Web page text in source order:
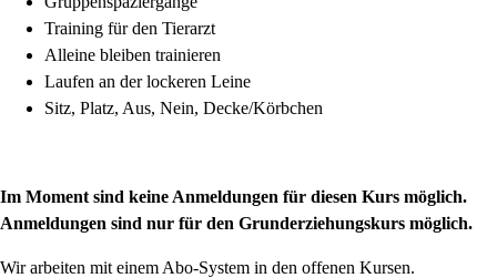
Training für den Tierarzt
Alleine bleiben trainieren
Laufen an der lockeren Leine
Sitz, Platz, Aus, Nein, Decke/Körbchen
Im Moment sind keine Anmeldungen für diesen Kurs möglich.
Anmeldungen sind nur für den Grunderziehungskurs möglich.
Wir arbeiten mit einem Abo-System in den offenen Kursen.